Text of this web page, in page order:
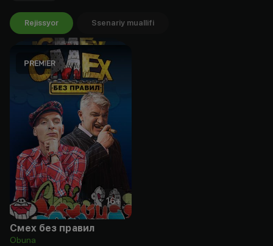
Rejissyor Ssenariy muallifi
16+
Смех без правил
Obuna